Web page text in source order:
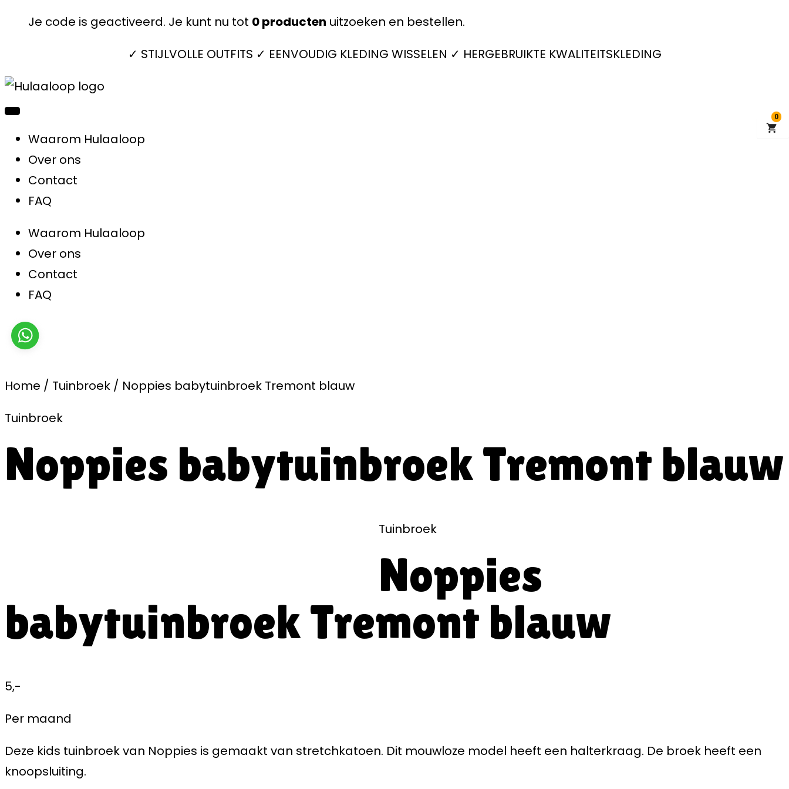
Je code is geactiveerd. Je kunt nu tot 0producten uitzoeken en bestellen.
✓ STIJLVOLLE OUTFITS ✓ EENVOUDIG KLEDING WISSELEN ✓ HERGEBRUIKTE KWALITEITSKLEDING
Waarom Hulaaloop
Over ons
Contact
FAQ
Waarom Hulaaloop
Over ons
Contact
FAQ
Home / Tuinbroek / Noppies babytuinbroek Tremont blauw
Tuinbroek
Noppies babytuinbroek Tremont blauw
Tuinbroek
Noppies
babytuinbroek Tremont blauw
5,-
Per maand
Deze kids tuinbroek van Noppies is gemaakt van stretchkatoen. Dit mouwloze model heeft een halterkraag. De broek heeft een
knoopsluiting.
0